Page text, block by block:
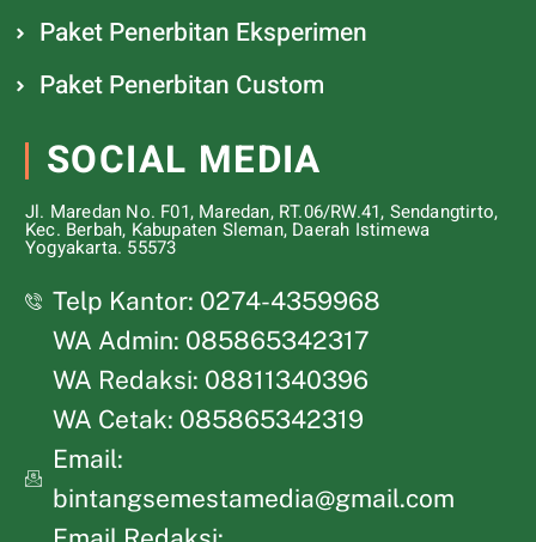
Paket Penerbitan Eksperimen
Paket Penerbitan Custom
SOCIAL MEDIA
Jl. Maredan No. F01, Maredan, RT.06/RW.41, Sendangtirto,
Kec. Berbah, Kabupaten Sleman, Daerah Istimewa
Yogyakarta. 55573
Telp Kantor: 0274-4359968
WA Admin: 085865342317
WA Redaksi: 08811340396
WA Cetak: 085865342319
Email:
bintangsemestamedia@gmail.com